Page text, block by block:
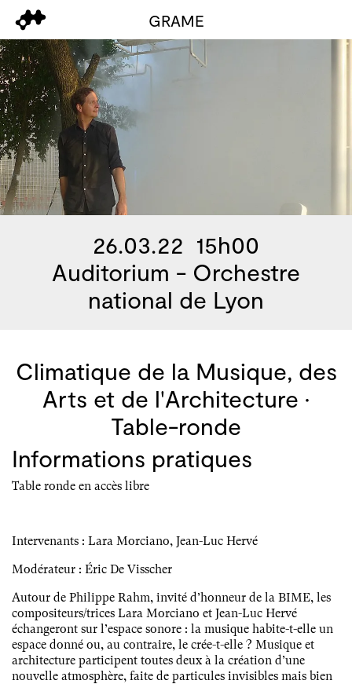
GRAME
26.03.22 15h00
Auditorium - Orchestre
national de Lyon
Climatique de la Musique, des
Arts et de l'Architecture ·
Table-ronde
Informations pratiques
Table ronde en accès libre
Intervenants : Lara Morciano, Jean-Luc Hervé
Modérateur : Éric De Visscher
Autour de Philippe Rahm, invité d’honneur de la BIME, les
compositeurs/trices Lara Morciano et Jean-Luc Hervé
échangeront sur l’espace sonore : la musique habite-t-elle un
espace donné ou, au contraire, le crée-t-elle ? Musique et
architecture participent toutes deux à la création d’une
nouvelle atmosphère, faite de particules invisibles mais bien